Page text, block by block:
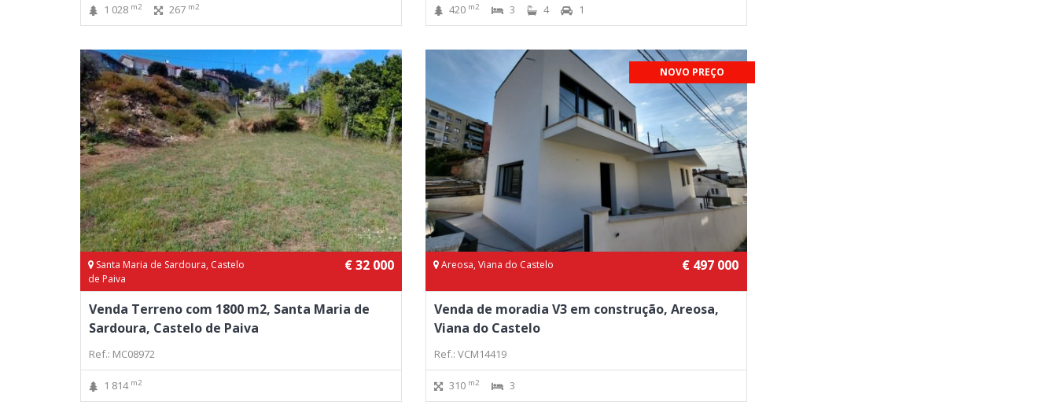
1 028 m2 267 m2 420 m2 3 4 1
Santa Maria de Sardoura, Castelo
de Paiva
€ 32 000
Venda Terreno com 1800 m2, Santa Maria de
Sardoura, Castelo de Paiva
Ref.: MC08972
1 814 m2
NOVO PREÇO
Areosa, Viana do Castelo € 497 000
Venda de moradia V3 em construção, Areosa,
Viana do Castelo
Ref.: VCM14419
310 m2 3